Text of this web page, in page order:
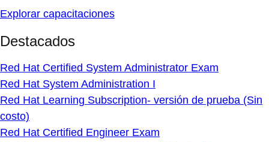
Explorar capacitaciones
Destacados
Red Hat Certified System Administrator Exam
Red Hat System Administration I
Red Hat Learning Subscription- versión de prueba (Sin
costo)
Red Hat Certified Engineer Exam